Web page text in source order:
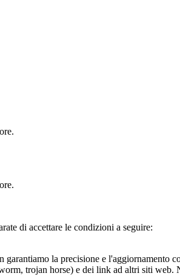
di accettare le condizioni a seguire:
la precisione e l'aggiornamento
trojan horse) e dei link ad altri siti